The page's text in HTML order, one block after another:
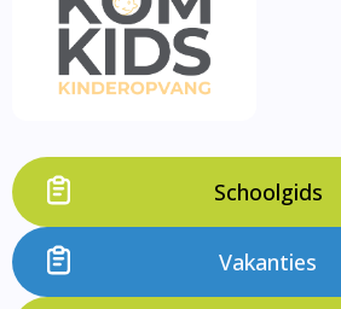
Schoolgids
Vakanties